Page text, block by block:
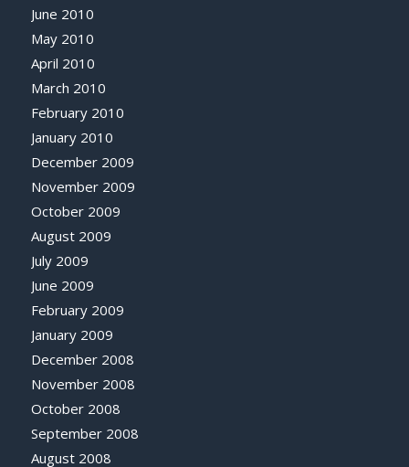
June 2010
May 2010
April 2010
March 2010
February 2010
January 2010
December 2009
November 2009
October 2009
August 2009
July 2009
June 2009
February 2009
January 2009
December 2008
November 2008
October 2008
September 2008
August 2008